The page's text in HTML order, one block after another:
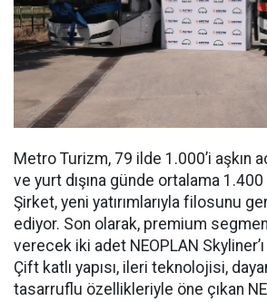
Metro Turizm, 79 ilde 1.000’i aşkın
ve yurt dışına günde ortalama
Şirket, yeni yatırımlarıyla filosunu
ediyor. Son olarak, premium
verecek iki adet NEOPLAN
Çift katlı yapısı, ileri teknolojisi,
tasarruflu özellikleriyle öne çıkan